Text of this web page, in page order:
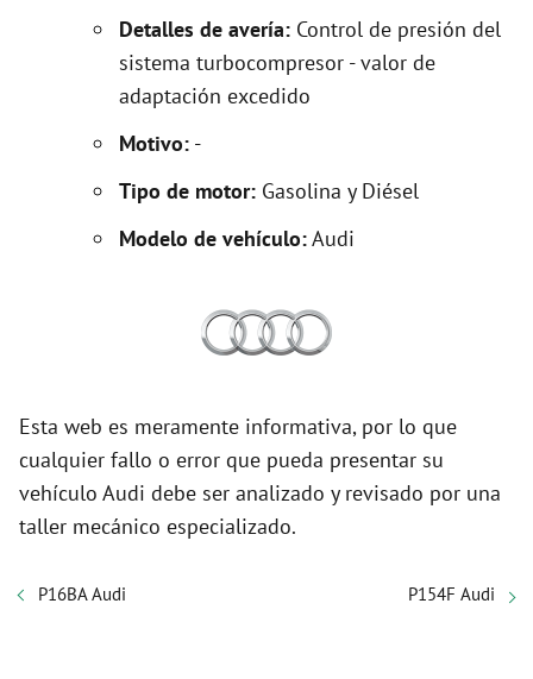
Detalles de avería: Control de presión del
sistema turbocompresor - valor de
adaptación excedido
Motivo: -
Tipo de motor: Gasolina y Diésel
Modelo de vehículo:Audi
Esta web es meramente informativa, por lo que
cualquier fallo o error que pueda presentar su
vehículo Audi debe ser analizado y revisado por una
taller mecánico especializado.
P16BA Audi P154F Audi